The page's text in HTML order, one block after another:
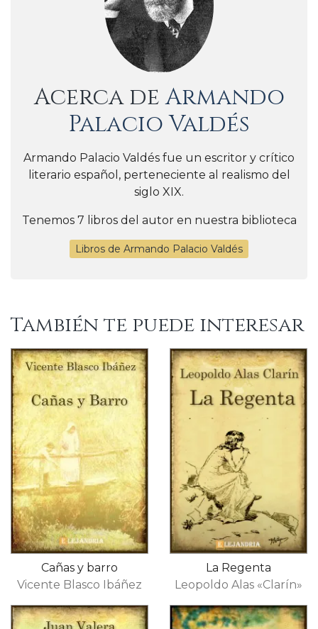
Acerca deArmando
Palacio Valdés
Armando Palacio Valdés fue un escritor y crítico
literario español, perteneciente al realismo del
siglo XIX.
Tenemos 7 libros del autor en nuestra biblioteca
Libros de Armando Palacio Valdés
También te puede interesar
Cañas y barro
Vicente Blasco Ibáñez
La Regenta
Leopoldo Alas «Clarín»